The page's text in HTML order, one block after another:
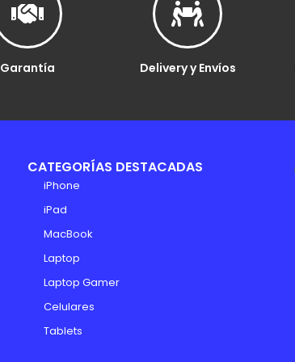
Garantía Delivery y Envíos
CATEGORÍAS DESTACADAS
iPhone
iPad
MacBook
Laptop
Laptop Gamer
Celulares
Tablets